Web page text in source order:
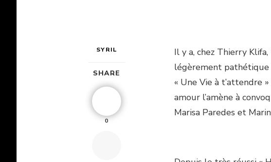
SYRIL
SHARE
0
Il y a, chez Thierry
légèrement pathétique
« Une Vie à t’attendre
amour l’amène à
Marisa Paredes et